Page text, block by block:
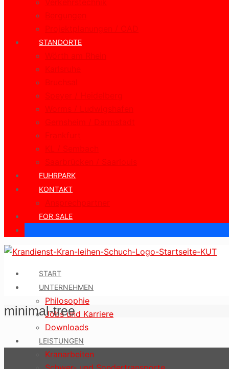
Verkehrstechnik
Bergungen
Projektplanungen / CAD
STANDORTE
Wörth am Rhein
Karlsruhe
Bruchsal
Speyer / Heidelberg
Worms / Ludwigshafen
Gernsheim / Darmstadt
Frankfurt
KL / Sembach
Saarbrücken / Saarlouis
FUHRPARK
KONTAKT
Ansprechpartner
FOR SALE
START
UNTERNEHMEN
Philosophie
Jobs und Karriere
Downloads
LEISTUNGEN
Kranarbeiten
minimal-tree